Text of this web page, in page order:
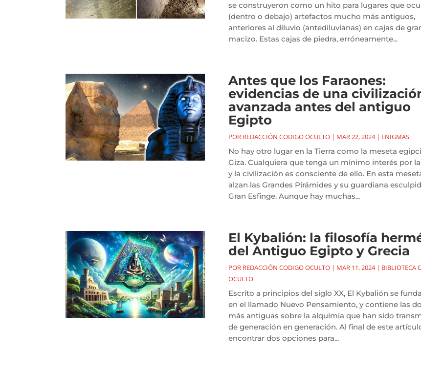
se construyeron como un hito para lugares que
(dentro o debajo) artefactos mucho más antiguos,
anteriores al diluvio (antediluvianas) en cajas de
macizo. Estas cajas de piedra, erróneamente...
Antes que los Faraones:
evidencias de una
avanzada antes del antiguo
Egipto
POR REDACCIÓN CODIGO OCULTO| MAR 22, 2024| ENIGMAS
No hay otro lugar en la Tierra como la meseta
Giza. Cualquiera que tenga un mínimo interés por
y la civilización es consciente de ello. En esta
alzan las Grandes Pirámides y su guardiana
Gran Esfinge. Aunque hay muchas...
El Kybalión: la filosofía
del Antiguo Egipto y Grecia
POR REDACCIÓN CODIGO OCULTO| MAR 11, 2024| BIBLIOTECA
OCULTO
Escrito a principios del siglo XX, El Kybalión se
en el llamado Nuevo Pensamiento, y contiene las
más antiguas sobre la alquimia que han sido
de generación en generación. Al final de este
encontrar dos opciones para...